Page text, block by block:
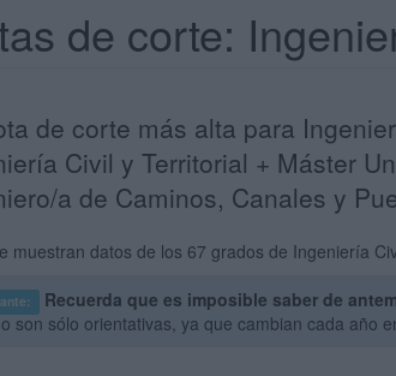
de corte:
de corte más alta para
Civil y Territorial + Máster
a de Caminos, Canales y
muestran datos de los 67 grados de Ingeniería
Recuerda que es imposible saber de
son sólo orientativas, ya que cambian cada año